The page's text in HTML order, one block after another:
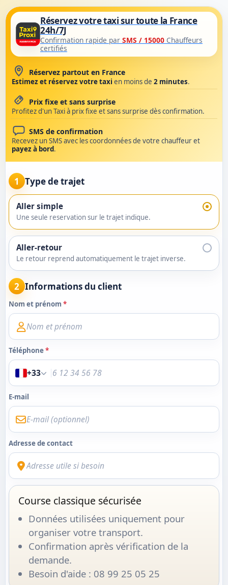
Taxi classique partout en
Réservez votre taxi sur toute la France
24h/7J
Confirmation rapide par SMS / 15000 Chauffeurs
certifiés
Réservez partout en France
Estimez et réservez votre taxi en moins de 2 minutes.
Prix fixe et sans surprise
Profitez d'un Taxi à prix fixe et sans surprise dès confirmation.
SMS de confirmation
Recevez un SMS avec les coordonnées de votre chauffeur et
payez à bord.
1 Type de trajet
Aller simple
Une seule reservation sur le trajet indique.
Aller-retour
Le retour reprend automatiquement le trajet inverse.
2 Informations du client
Nom et prénom *
Téléphone*
+33
E-mail
Adresse de contact
Course classique sécurisée
Données utilisées uniquement pour
organiser votre transport.
Confirmation après vérification de la
demande.
Besoin d'aide : 08 99 25 05 25